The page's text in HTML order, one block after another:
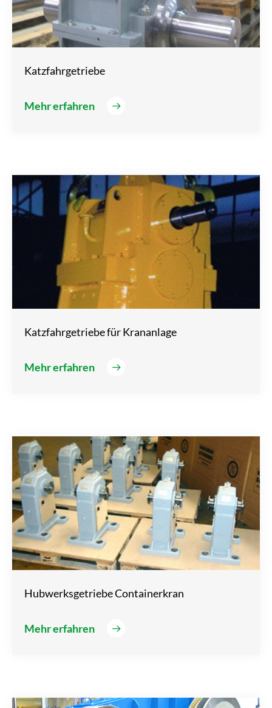
Katzfahrgetriebe
Mehr erfahren
Katzfahrgetriebe für Krananlage
Mehr erfahren
Hubwerksgetriebe Containerkran
Mehr erfahren